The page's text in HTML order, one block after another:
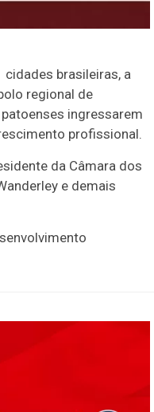
brasileiras, a
regional de
ingressarem
profissional.
da Câmara dos
e demais